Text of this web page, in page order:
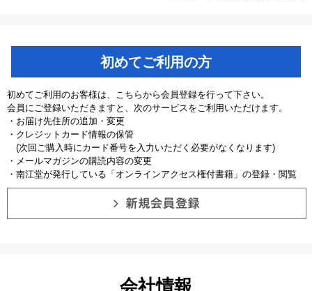
初めてご利用の方
初めてご利用のお客様は、こちらから会員登録を行って下さい。
会員にご登録いただきますと、次のサービスをご利用いただけます。
・お届け先住所の追加・変更
・クレジットカード情報の保管
(次回ご購入時にカード番号を入力いただく必要がなくなります)
・メールマガジンの購読内容の変更
・南江堂が発行している「オンラインアクセス権付書籍」の登録・閲覧
会社情報